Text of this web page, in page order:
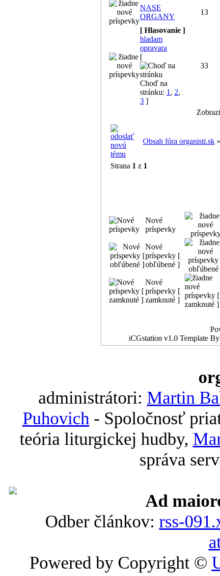
NASE
ORGANY
13
[ Hlasovanie ]
hladam
opravara
[
Choď na
stránku: 1 , 2,
3 ]
33
Obsah fóra organisti.sk
Strana 1 z 1
Nové
príspevky
Nové
príspevky [
obľúbené ]
Nové
príspevky [
zamknuté ]
iCGstation v1.0 Template
administrátori: Martin
Puhovich- Spoločnosť
teória liturgickej hudby,
správa
Ad
Odber článkov: rss-
Powered by Copyright ©